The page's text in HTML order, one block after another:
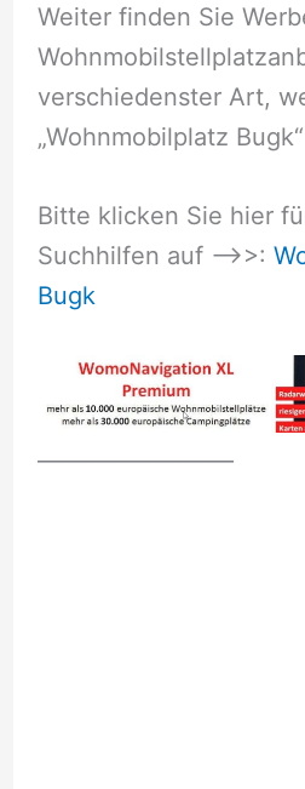
Weiter finden Sie
verschiedenster Art,
„Wohnmobilplatz
Bitte klicken Sie hier
Suchhilfen auf –>>:
Bugk